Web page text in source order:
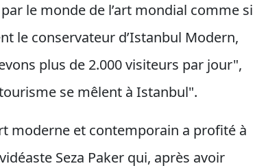
le monde de l’art mondial comme si
le conservateur d’Istanbul Modern,
plus de 2.000 visiteurs par jour",
se mêlent à Istanbul".
moderne et contemporain a profité à
Seza Paker qui, après avoir